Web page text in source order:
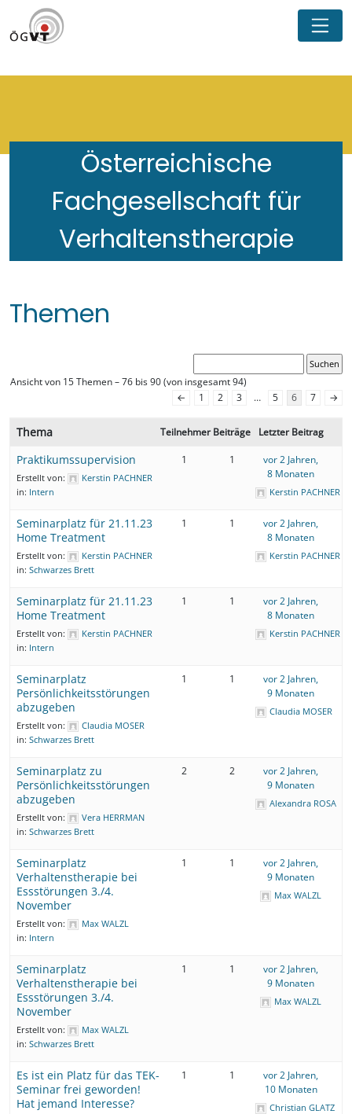
Österreichische
Fachgesellschaft für
Verhaltenstherapie
Themen
Ansicht von 15 Themen – 76 bis 90 (von insgesamt 94)
←
1 2 3 … 5 6 7 →
Thema Teilnehmer Beiträge Letzter Beitrag
Praktikumssupervision
Erstellt von:
Kerstin PACHNER
in: Intern
1 1
vor 2 Jahren,
8 Monaten
Kerstin PACHNER
Seminarplatz für 21.11.23
Home Treatment
Erstellt von:
Kerstin PACHNER
in: Schwarzes Brett
1 1
vor 2 Jahren,
8 Monaten
Kerstin PACHNER
Seminarplatz für 21.11.23
Home Treatment
Erstellt von:
Kerstin PACHNER
in: Intern
1 1
vor 2 Jahren,
8 Monaten
Kerstin PACHNER
Seminarplatz
Persönlichkeitsstörungen
abzugeben
Erstellt von:
Claudia MOSER
in: Schwarzes Brett
1 1
vor 2 Jahren,
9 Monaten
Claudia MOSER
Seminarplatz zu
Persönlichkeitsstörungen
abzugeben
Erstellt von:
Vera HERRMAN
in: Schwarzes Brett
2 2
vor 2 Jahren,
9 Monaten
Alexandra ROSA
Seminarplatz
Verhaltenstherapie bei
Essstörungen 3./4.
November
Erstellt von:
Max WALZL
in: Intern
1 1
vor 2 Jahren,
9 Monaten
Max WALZL
Seminarplatz
Verhaltenstherapie bei
Essstörungen 3./4.
November
Erstellt von:
Max WALZL
in: Schwarzes Brett
1 1
vor 2 Jahren,
9 Monaten
Max WALZL
Es ist ein Platz für das TEK-
Seminar frei geworden!
Hat jemand Interesse?
1 1
vor 2 Jahren,
10 Monaten
Christian GLATZ